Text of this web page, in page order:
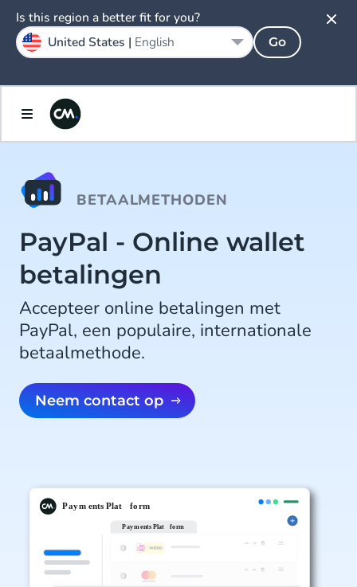
BETAALMETHODEN
PayPal - Online wallet
betalingen
Accepteer online betalingen met
PayPal, een populaire, internationale
betaalmethode.
Neem contact op
Is this region a better fit for you?
United States | English Go